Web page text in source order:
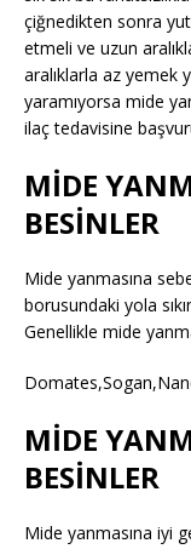
çiğnedikten sonra
etmeli ve uzun
aralıklarla az yemek
yaramıyorsa mide
ilaç tedavisine
MİDE
BESİNLER
Mide yanmasına
borusundaki yola
Genellikle mide
MİDE
BESİNLER
Mide yanmasına iyi